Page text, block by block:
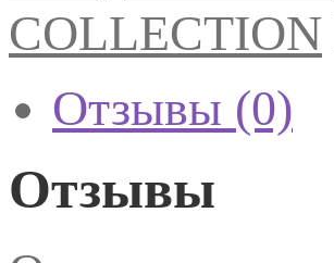
8
мл
COLLECTION
Отзывы (0)
Отзывы